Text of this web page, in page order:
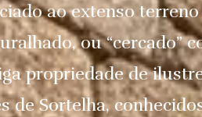
ao extenso
ou “cercado”
propriedade de
de Sortelha,